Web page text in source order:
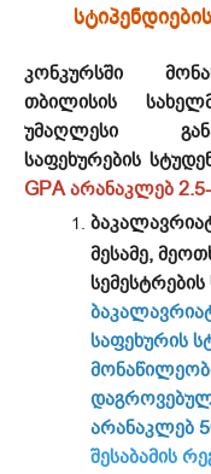
კონკურსში
თბილისის
უმაღლესი
საფეხურების
GPA არანაკლებ
მესამე,
საფეხურის
არანაკლებ
შესაბამის